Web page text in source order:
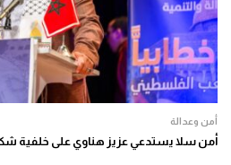
أمن وعدالة
أمن سلا يستدعي عزيز هناوي على خلفية